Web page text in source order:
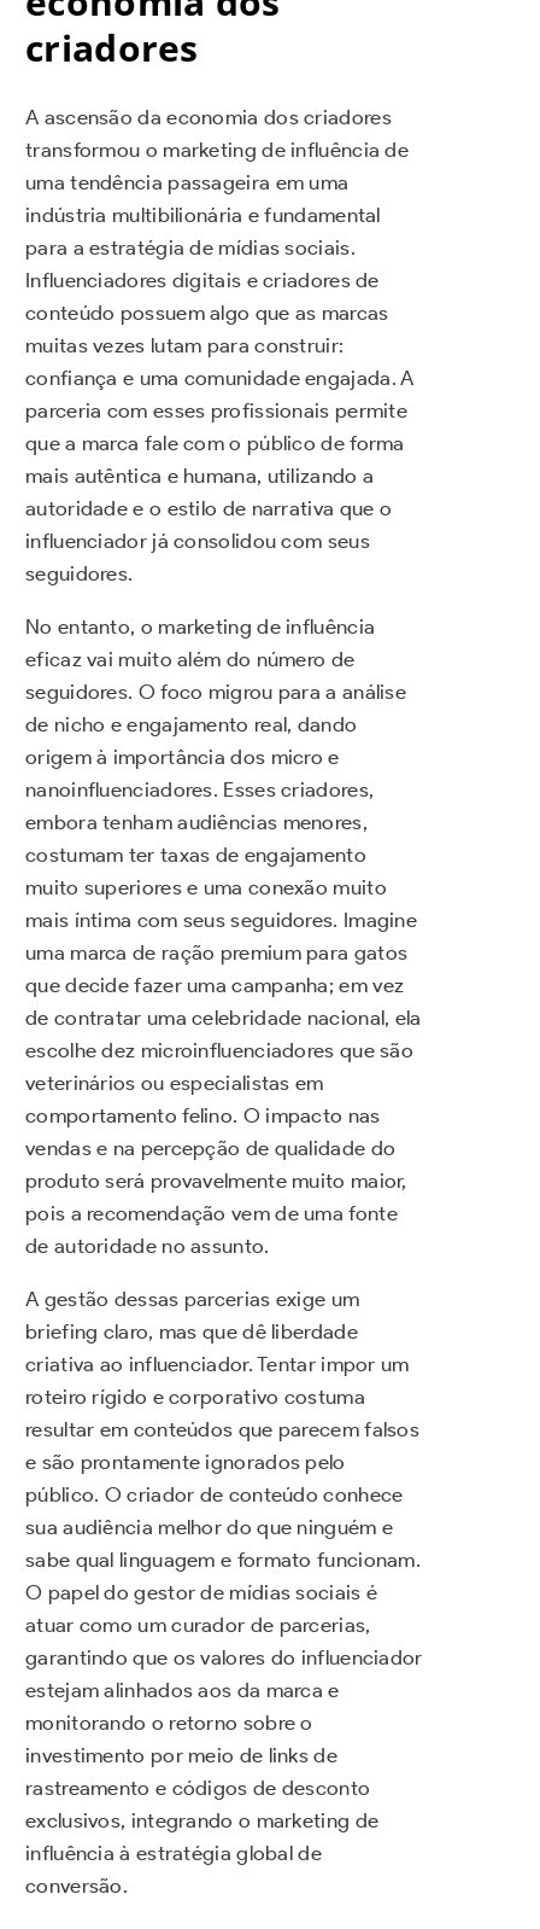
criadores
A ascensão da economia dos criadores
transformou o marketing de influência de
uma tendência passageira em uma
indústria multibilionária e fundamental
para a estratégia de mídias sociais.
Influenciadores digitais e criadores de
conteúdo possuem algo que as marcas
muitas vezes lutam para construir:
confiança e uma comunidade engajada. A
parceria com esses profissionais permite
que a marca fale com o público de forma
mais autêntica e humana, utilizando a
autoridade e o estilo de narrativa que o
influenciador já consolidou com seus
seguidores.
No entanto, o marketing de influência
eficaz vai muito além do número de
seguidores. O foco migrou para a análise
de nicho e engajamento real, dando
origem à importância dos micro e
nanoinfluenciadores. Esses criadores,
embora tenham audiências menores,
costumam ter taxas de engajamento
muito superiores e uma conexão muito
mais íntima com seus seguidores. Imagine
uma marca de ração premium para gatos
que decide fazer uma campanha; em vez
de contratar uma celebridade nacional, ela
escolhe dez microinfluenciadores que são
veterinários ou especialistas em
comportamento felino. O impacto nas
vendas e na percepção de qualidade do
produto será provavelmente muito maior,
pois a recomendação vem de uma fonte
de autoridade no assunto.
A gestão dessas parcerias exige um
briefing claro, mas que dê liberdade
criativa ao influenciador. Tentar impor um
roteiro rígido e corporativo costuma
resultar em conteúdos que parecem falsos
e são prontamente ignorados pelo
público. O criador de conteúdo conhece
sua audiência melhor do que ninguém e
sabe qual linguagem e formato funcionam.
O papel do gestor de mídias sociais é
atuar como um curador de parcerias,
garantindo que os valores do influenciador
estejam alinhados aos da marca e
monitorando o retorno sobre o
investimento por meio de links de
rastreamento e códigos de desconto
exclusivos, integrando o marketing de
influência à estratégia global de
conversão.